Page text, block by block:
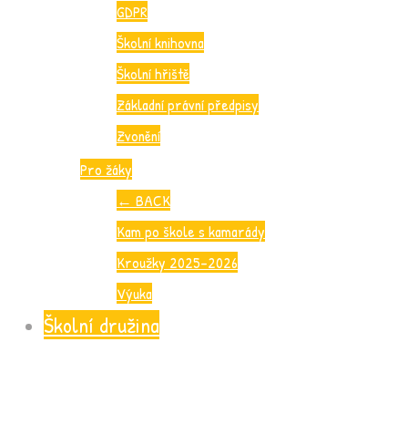
GDPR
Školní knihovna
Školní hřiště
Základní právní předpisy
Zvonění
Pro žáky
← BACK
Kam po škole s kamarády
Kroužky 2025-2026
Výuka
Školní družina